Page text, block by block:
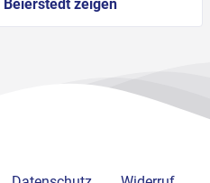
Beierstedt zeigen